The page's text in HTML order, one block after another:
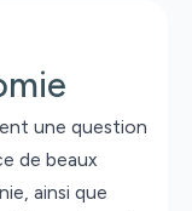
une question
de beaux
ainsi que